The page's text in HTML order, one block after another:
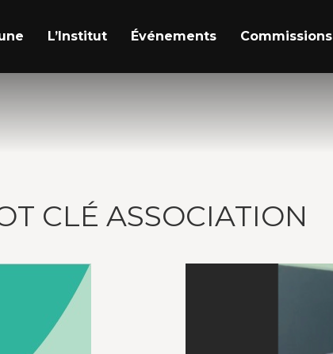
L’Institut Événements Commissions
CLÉ ASSOCIATION